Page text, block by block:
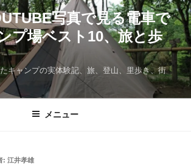
写真で見る電車で
プ場ベスト10、旅と歩
キャンプの実体験記、旅、登山、里歩き、街
メニュー
: 江井孝雄